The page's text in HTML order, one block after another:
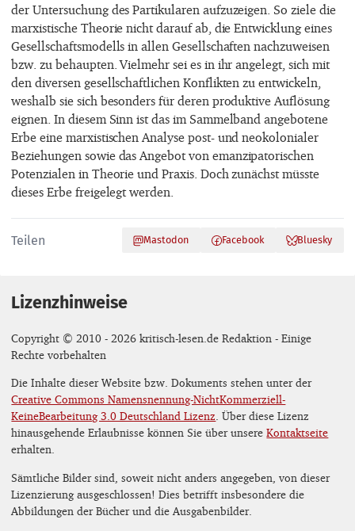
der Untersuchung des Partikularen aufzuzeigen. So ziele die
marxistische Theorie nicht darauf ab, die Entwicklung eines
Gesellschaftsmodells in allen Gesellschaften nachzuweisen
bzw. zu behaupten. Vielmehr sei es in ihr angelegt, sich mit
den diversen gesellschaftlichen Konflikten zu entwickeln,
weshalb sie sich besonders für deren produktive Auflösung
eignen. In diesem Sinn ist das im Sammelband angebotene
Erbe eine marxistischen Analyse post- und neokolonialer
Beziehungen sowie das Angebot von emanzipatorischen
Potenzialen in Theorie und Praxis. Doch zunächst müsste
dieses Erbe freigelegt werden.
Teilen Mastodon Facebook Bluesky
Lizenzhinweise
Copyright © 2010 - 2026 kritisch-lesen.de Redaktion - Einige
Rechte vorbehalten
Die Inhalte dieser Website bzw. Dokuments stehen unter der
Creative Commons Namensnennung-NichtKommerziell-
KeineBearbeitung 3.0 Deutschland Lizenz. Über diese Lizenz
hinausgehende Erlaubnisse können Sie über unsereKontaktseite
erhalten.
Sämtliche Bilder sind, soweit nicht anders angegeben, von dieser
Lizenzierung ausgeschlossen! Dies betrifft insbesondere die
Abbildungen der Bücher und die Ausgabenbilder.